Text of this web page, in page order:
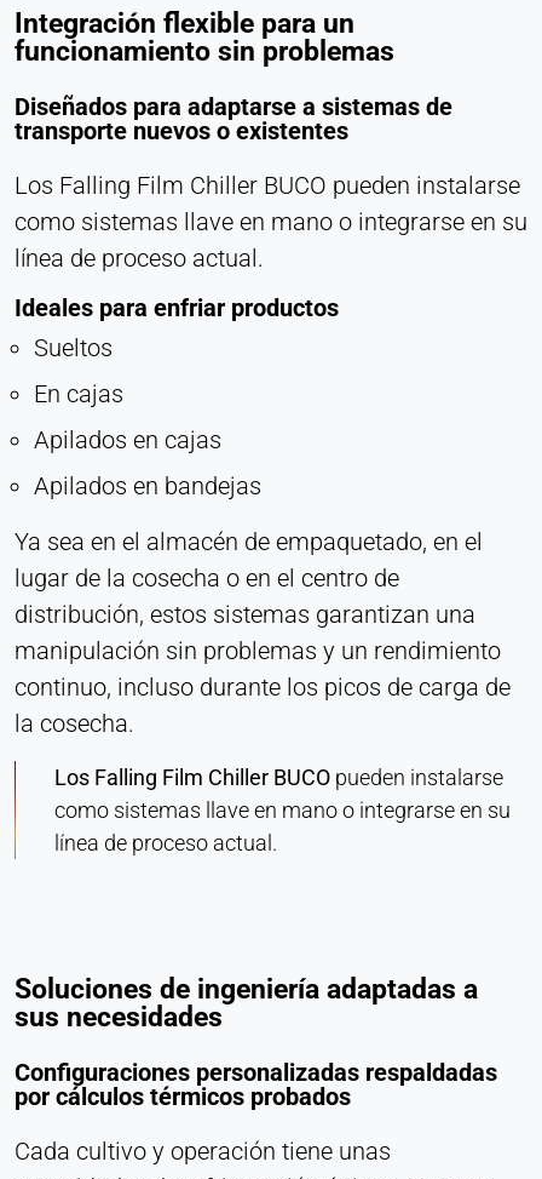
Integración flexible para un
funcionamiento sin problemas
Diseñados para adaptarse a sistemas de
transporte nuevos o existentes
Los Falling Film Chiller BUCO pueden instalarse
como sistemas llave en mano o integrarse en su
línea de proceso actual.
Ideales para enfriar productos
Sueltos
En cajas
Apilados en cajas
Apilados en bandejas
Ya sea en el almacén de empaquetado, en el
lugar de la cosecha o en el centro de
distribución, estos sistemas garantizan una
manipulación sin problemas y un rendimiento
continuo, incluso durante los picos de carga de
la cosecha.
Los Falling Film Chiller BUCO pueden instalarse
como sistemas llave en mano o integrarse en su
línea de proceso actual.
Soluciones de ingeniería adaptadas a
sus necesidades
Configuraciones personalizadas respaldadas
por cálculos térmicos probados
Cada cultivo y operación tiene unas